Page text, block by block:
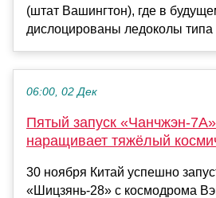
(штат Вашингтон), где в
дислоцированы ледоколы типа
06:00, 02 Дек
Пятый запуск «Чанчжэн-
наращивает тяжёлый
30 ноября Китай успешно
«Шицзянь-28» с космодрома